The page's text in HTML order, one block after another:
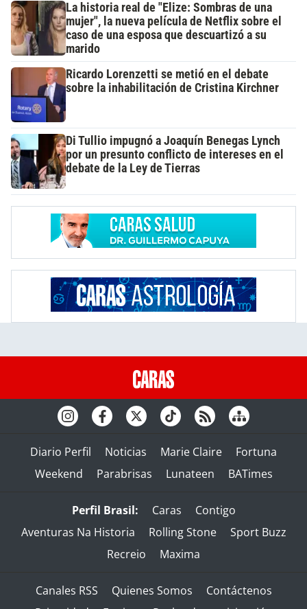
La historia real de "Elize: Sombras de una
mujer", la nueva película de Netflix sobre el
caso de una esposa que descuartizó a su
marido
Ricardo Lorenzetti se metió en el debate
sobre la inhabilitación de Cristina Kirchner
Di Tullio impugnó a Joaquín Benegas Lynch
por un presunto conflicto de intereses en el
debate de la Ley de Tierras
Diario Perfil Noticias Marie Claire
Fortuna
Weekend
Parabrisas Lunateen BATimes
Perfil Brasil: Caras
Contigo
Aventuras Na Historia
Rolling Stone
Sport Buzz
Recreio
Maxima
Canales RSS Quienes Somos
Contáctenos